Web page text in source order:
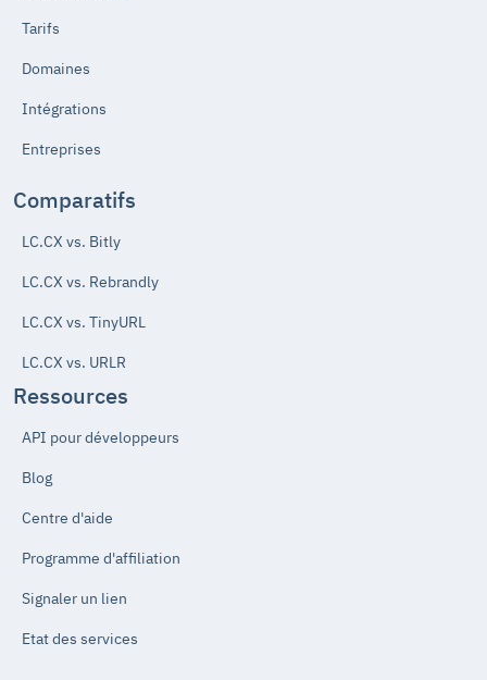
Tarifs
Domaines
Intégrations
Entreprises
Comparatifs
LC.CX vs. Bitly
LC.CX vs. Rebrandly
LC.CX vs. TinyURL
LC.CX vs. URLR
Ressources
API pour développeurs
Blog
Centre d'aide
Programme d'affiliation
Signaler un lien
Etat des services